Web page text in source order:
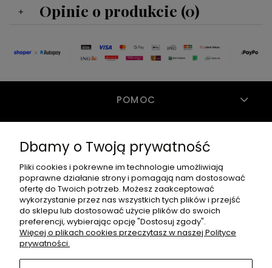
Opinie o produkcie (0)
POMOC
MOJE KONTO
PŁATNOŚCI I DOSTAWA
INFORMACJE
Dbamy o Twoją prywatność
Pliki cookies i pokrewne im technologie umożliwiają
poprawne działanie strony i pomagają nam dostosować
ofertę do Twoich potrzeb. Możesz zaakceptować
wykorzystanie przez nas wszystkich tych plików i przejść
do sklepu lub dostosować użycie plików do swoich
preferencji, wybierając opcję "Dostosuj zgody".
Więcej o plikach cookies przeczytasz w naszej Polityce
prywatności.